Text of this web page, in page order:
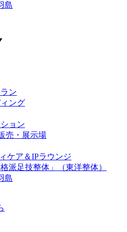
島
ン
ング
ョン
売・展示場
ケア＆IPラウンジ
派足技整体」（東洋整体）
島